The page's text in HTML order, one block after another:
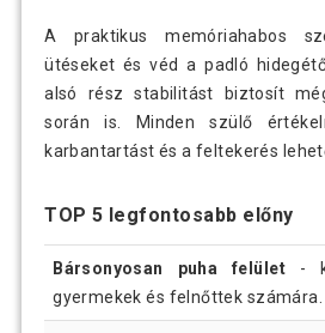
A praktikus memóriahabos
ütéseket és véd a padló
alsó rész stabilitást biztosít
során is. Minden szülő
karbantartást és a feltekerés
TOP 5 legfontosabb előny
Bársonyosan puha felület-
gyermekek és felnőttek számára.